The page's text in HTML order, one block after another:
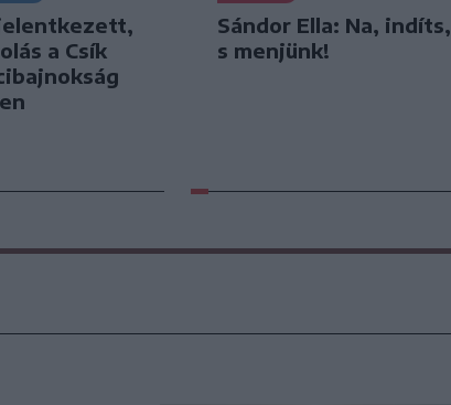
a Csík
Sándor Ella: Na, indíts,
s menjünk!